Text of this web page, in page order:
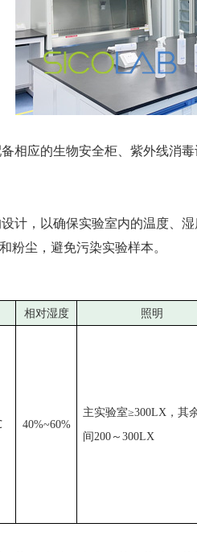
相应的生物安全柜、紫外线消
计，以确保实验室内的温度、
粉尘，避免污染实验样本。
相对湿度 照明
40%~60%
主实验室≥300LX，其
间200～300LX